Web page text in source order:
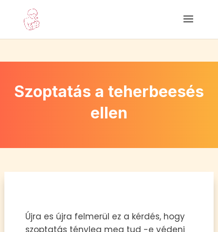
Szoptatás a teherbeesés
ellen
Újra es újra felmerül ez a kérdés, hogy
szoptatás tényleg meg tud -e védeni